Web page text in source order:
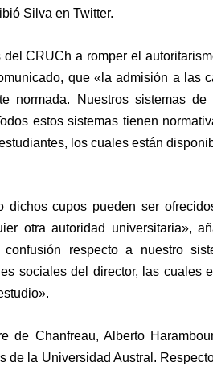
Silva en Twitter.
CRUCh a romper el
que «la admisión a las
normada. Nuestros sistemas
estos sistemas tienen
los cuales están
dichos cupos pueden ser
otra autoridad universitaria»,
confusión respecto a nuestro
sociales del director, las cuales
de Chanfreau, Alberto
de la Universidad Austral.